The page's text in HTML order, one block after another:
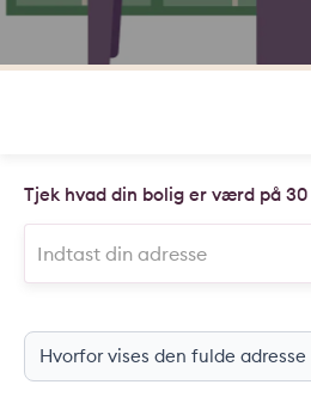
Tjek hvad din bolig er værd på 30
Hvorfor vises den fulde adresse